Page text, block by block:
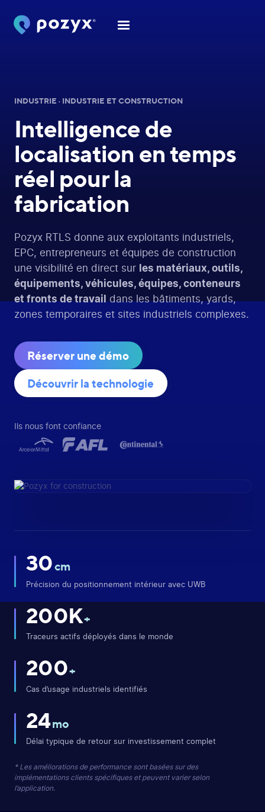
INDUSTRIE · INDUSTRIE ET CONSTRUCTION
Intelligence de
localisation en temps
réel pour la
fabrication
Pozyx RTLS donne aux exploitants industriels,
EPC, entrepreneurs et équipes de construction
une visibilité en direct sur
les matériaux, outils,
équipements, véhicules, équipes, conteneurs
et fronts de travaildans les bâtiments, yards,
zones temporaires et sites industriels complexes.
Réserver une démo
Découvrir la technologie
Ils nous font confiance
30cm
Précision du positionnement intérieur avec UWB
200K+
Traceurs actifs déployés dans le monde
200+
Cas d’usage industriels identifiés
24mo
Délai typique de retour sur investissement complet
* Les améliorations de performance sont basées sur des
implémentations clients spécifiques et peuvent varier selon
l’application.